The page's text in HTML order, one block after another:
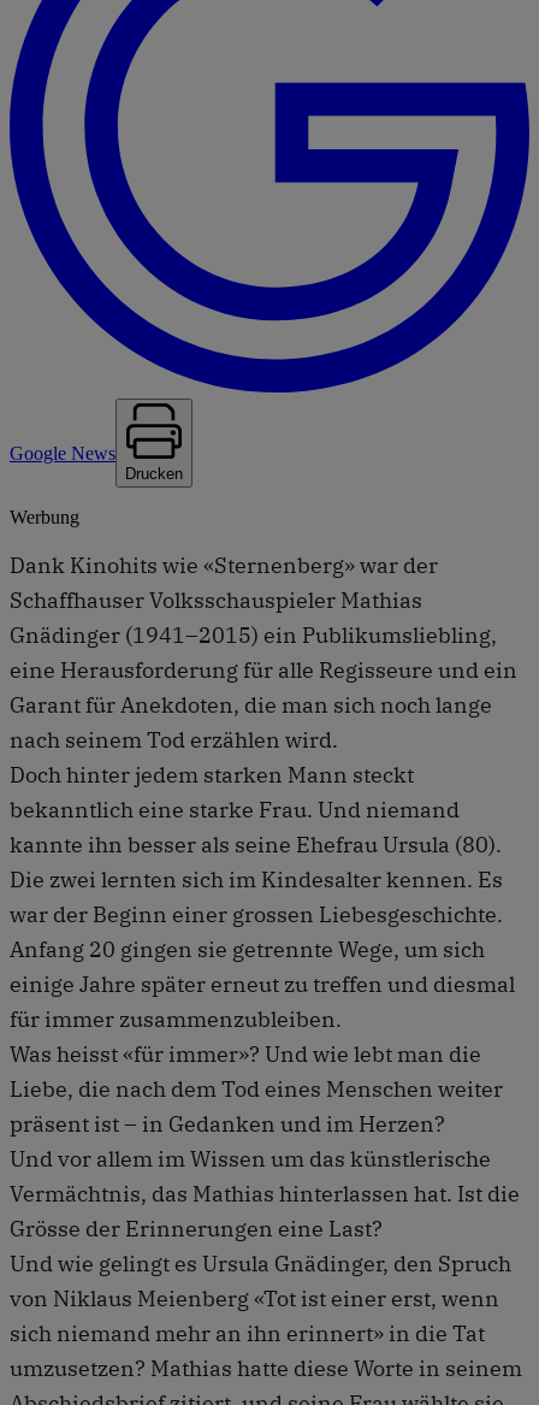
Google News
Drucken
Werbung
Dank Kinohits wie «Sternenberg» war der
Schaffhauser Volksschauspieler Mathias
Gnädinger (1941–2015) ein Publikumsliebling,
eine Herausforderung für alle Regisseure und ein
Garant für Anekdoten, die man sich noch lange
nach seinem Tod erzählen wird.
Doch hinter jedem starken Mann steckt
bekanntlich eine starke Frau. Und niemand
kannte ihn besser als seine Ehefrau Ursula (80).
Die zwei lernten sich im Kindesalter kennen. Es
war der Beginn einer grossen Liebesgeschichte.
Anfang 20 gingen sie getrennte Wege, um sich
einige Jahre später erneut zu treffen und diesmal
für immer zusammenzubleiben.
Was heisst «für immer»? Und wie lebt man die
Liebe, die nach dem Tod eines Menschen weiter
präsent ist – in Gedanken und im Herzen?
Und vor allem im Wissen um das künstlerische
Vermächtnis, das Mathias hinterlassen hat. Ist die
Grösse der Erinnerungen eine Last?
Und wie gelingt es Ursula Gnädinger, den Spruch
von Niklaus Meienberg «Tot ist einer erst, wenn
sich niemand mehr an ihn erinnert» in die Tat
umzusetzen? Mathias hatte diese Worte in seinem